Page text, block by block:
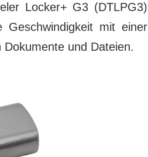
Locker+ G3 (DTLPG3)
Geschwindigkeit mit einer
und Dateien.